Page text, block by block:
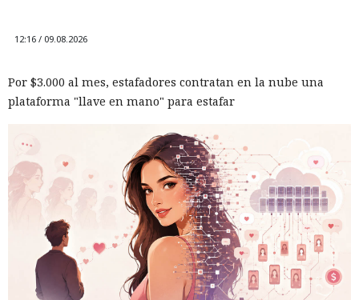
12:16 / 09.08.2026
Por $3.000 al mes, estafadores contratan en la nube una
plataforma "llave en mano" para estafar